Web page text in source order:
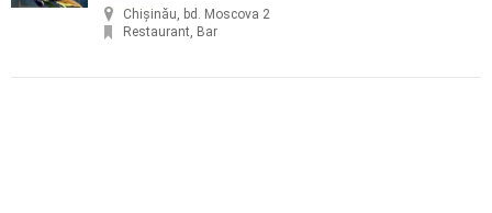
Chișinău, bd. Moscova 2
Restaurant, Bar